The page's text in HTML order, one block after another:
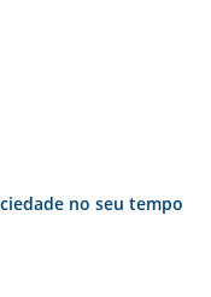
no seu tempo